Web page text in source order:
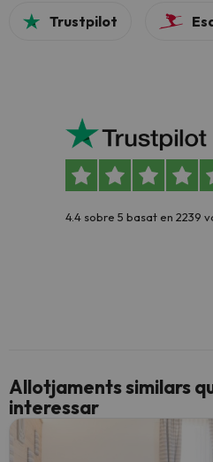
Trustpilot
4.4 sobre 5 basat en 2239
Allotjaments similars
interessar